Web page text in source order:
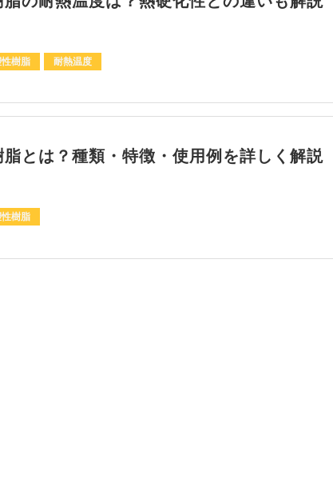
樹脂 耐熱温度
とは？種類・特徴・使用例を詳しく解説
樹脂